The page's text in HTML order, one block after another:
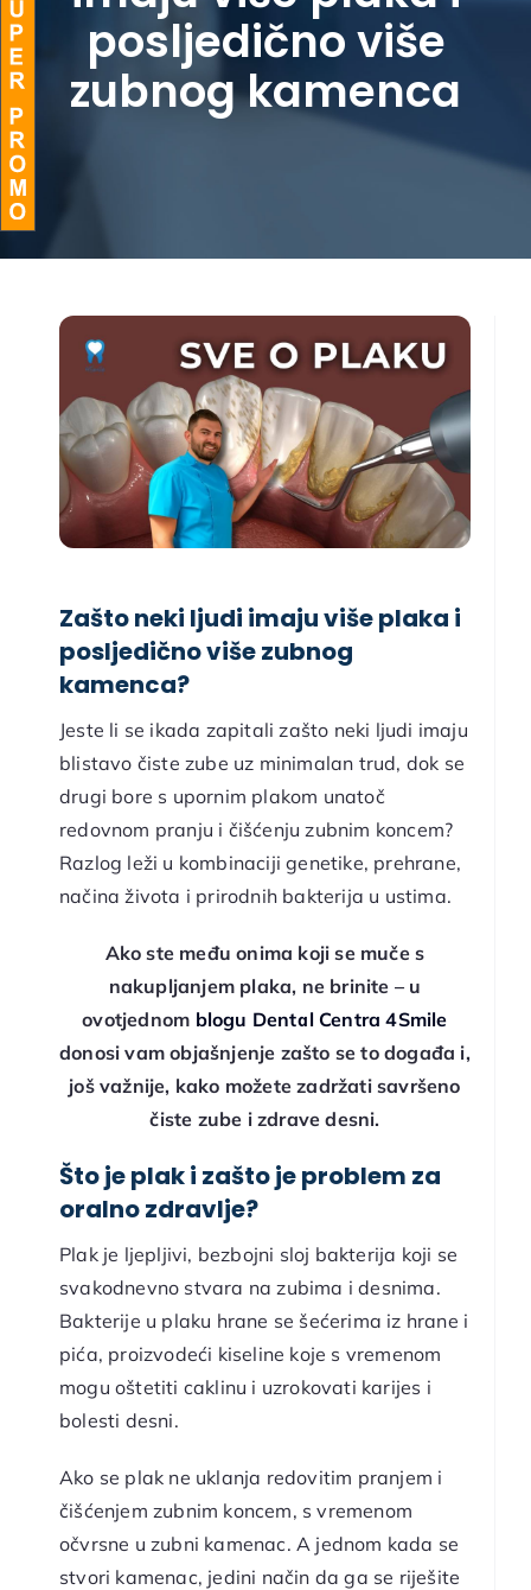
posljedično više
zubnog kamenca
Zašto neki ljudi imaju više plaka i
posljedično više zubnog
kamenca?
Jeste li se ikada zapitali zašto neki ljudi imaju
blistavo čiste zube uz minimalan trud, dok se
drugi bore s upornim plakom unatoč
redovnom pranju i čišćenju zubnim koncem?
Razlog leži u kombinaciji genetike, prehrane,
načina života i prirodnih bakterija u ustima.
Ako ste među onima koji se muče s
nakupljanjem plaka, ne brinite – u
ovotjednom blogu Dental Centra 4Smile
donosi vam objašnjenje zašto se to događa i,
još važnije, kako možete zadržati savršeno
čiste zube i zdrave desni.
Što je plak i zašto je problem za
oralno zdravlje?
Plak je ljepljivi, bezbojni sloj bakterija koji se
svakodnevno stvara na zubima i desnima.
Bakterije u plaku hrane se šećerima iz hrane i
pića, proizvodeći kiseline koje s vremenom
mogu oštetiti caklinu i uzrokovati karijes i
bolesti desni.
Ako se plak ne uklanja redovitim pranjem i
čišćenjem zubnim koncem, s vremenom
očvrsne u zubni kamenac. A jednom kada se
stvori kamenac, jedini način da ga se riješite